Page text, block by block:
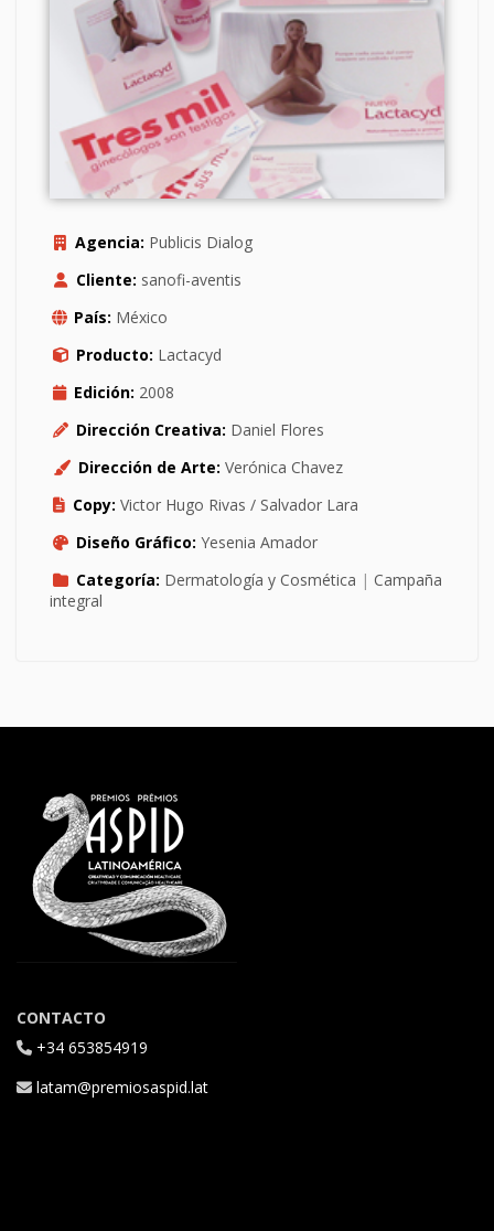
Agencia: Publicis Dialog
Cliente: sanofi-aventis
País: México
Producto: Lactacyd
Edición: 2008
Dirección Creativa: Daniel Flores
Dirección de Arte: Verónica Chavez
Copy: Victor Hugo Rivas / Salvador Lara
Diseño Gráfico: Yesenia Amador
Categoría: Dermatología y Cosmética | Campaña
integral
CONTACTO
+34 653854919
latam@premiosaspid.lat